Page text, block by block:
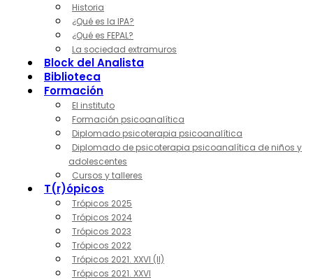
Historia
¿Qué es la IPA?
¿Qué es FEPAL?
La sociedad extramuros
Block del Analista
Biblioteca
Formación
El instituto
Formación psicoanalítica
Diplomado psicoterapia psicoanalítica
Diplomado de psicoterapia psicoanalítica de niños y
adolescentes
Cursos y talleres
T(r)ópicos
Trópicos 2025
Trópicos 2024
Trópicos 2023
Trópicos 2022
Trópicos 2021. XXVI (II)
Trópicos 2021. XXVI